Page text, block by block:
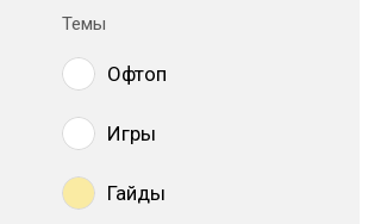
Темы
Офтоп
Игры
Гайды